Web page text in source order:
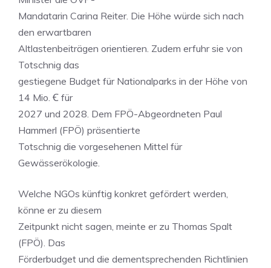
Mandatarin Carina Reiter. Die Höhe würde sich nach
den erwartbaren
Altlastenbeiträgen orientieren. Zudem erfuhr sie von
Totschnig das
gestiegene Budget für Nationalparks in der Höhe von
14 Mio. Ꞓ für
2027 und 2028. Dem FPÖ-Abgeordneten Paul
Hammerl (FPÖ) präsentierte
Totschnig die vorgesehenen Mittel für
Gewässerökologie.
Welche NGOs künftig konkret gefördert werden,
könne er zu diesem
Zeitpunkt nicht sagen, meinte er zu Thomas Spalt
(FPÖ). Das
Förderbudget und die dementsprechenden Richtlinien